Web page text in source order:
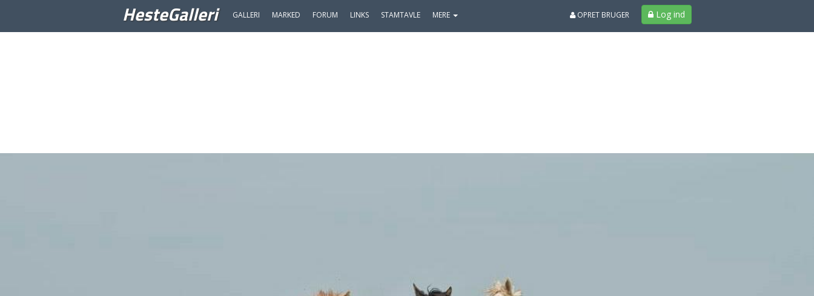
HesteGalleri GALLERI MARKED FORUM LINKS STAMTAVLE MERE Log ind
OPRET BRUGER